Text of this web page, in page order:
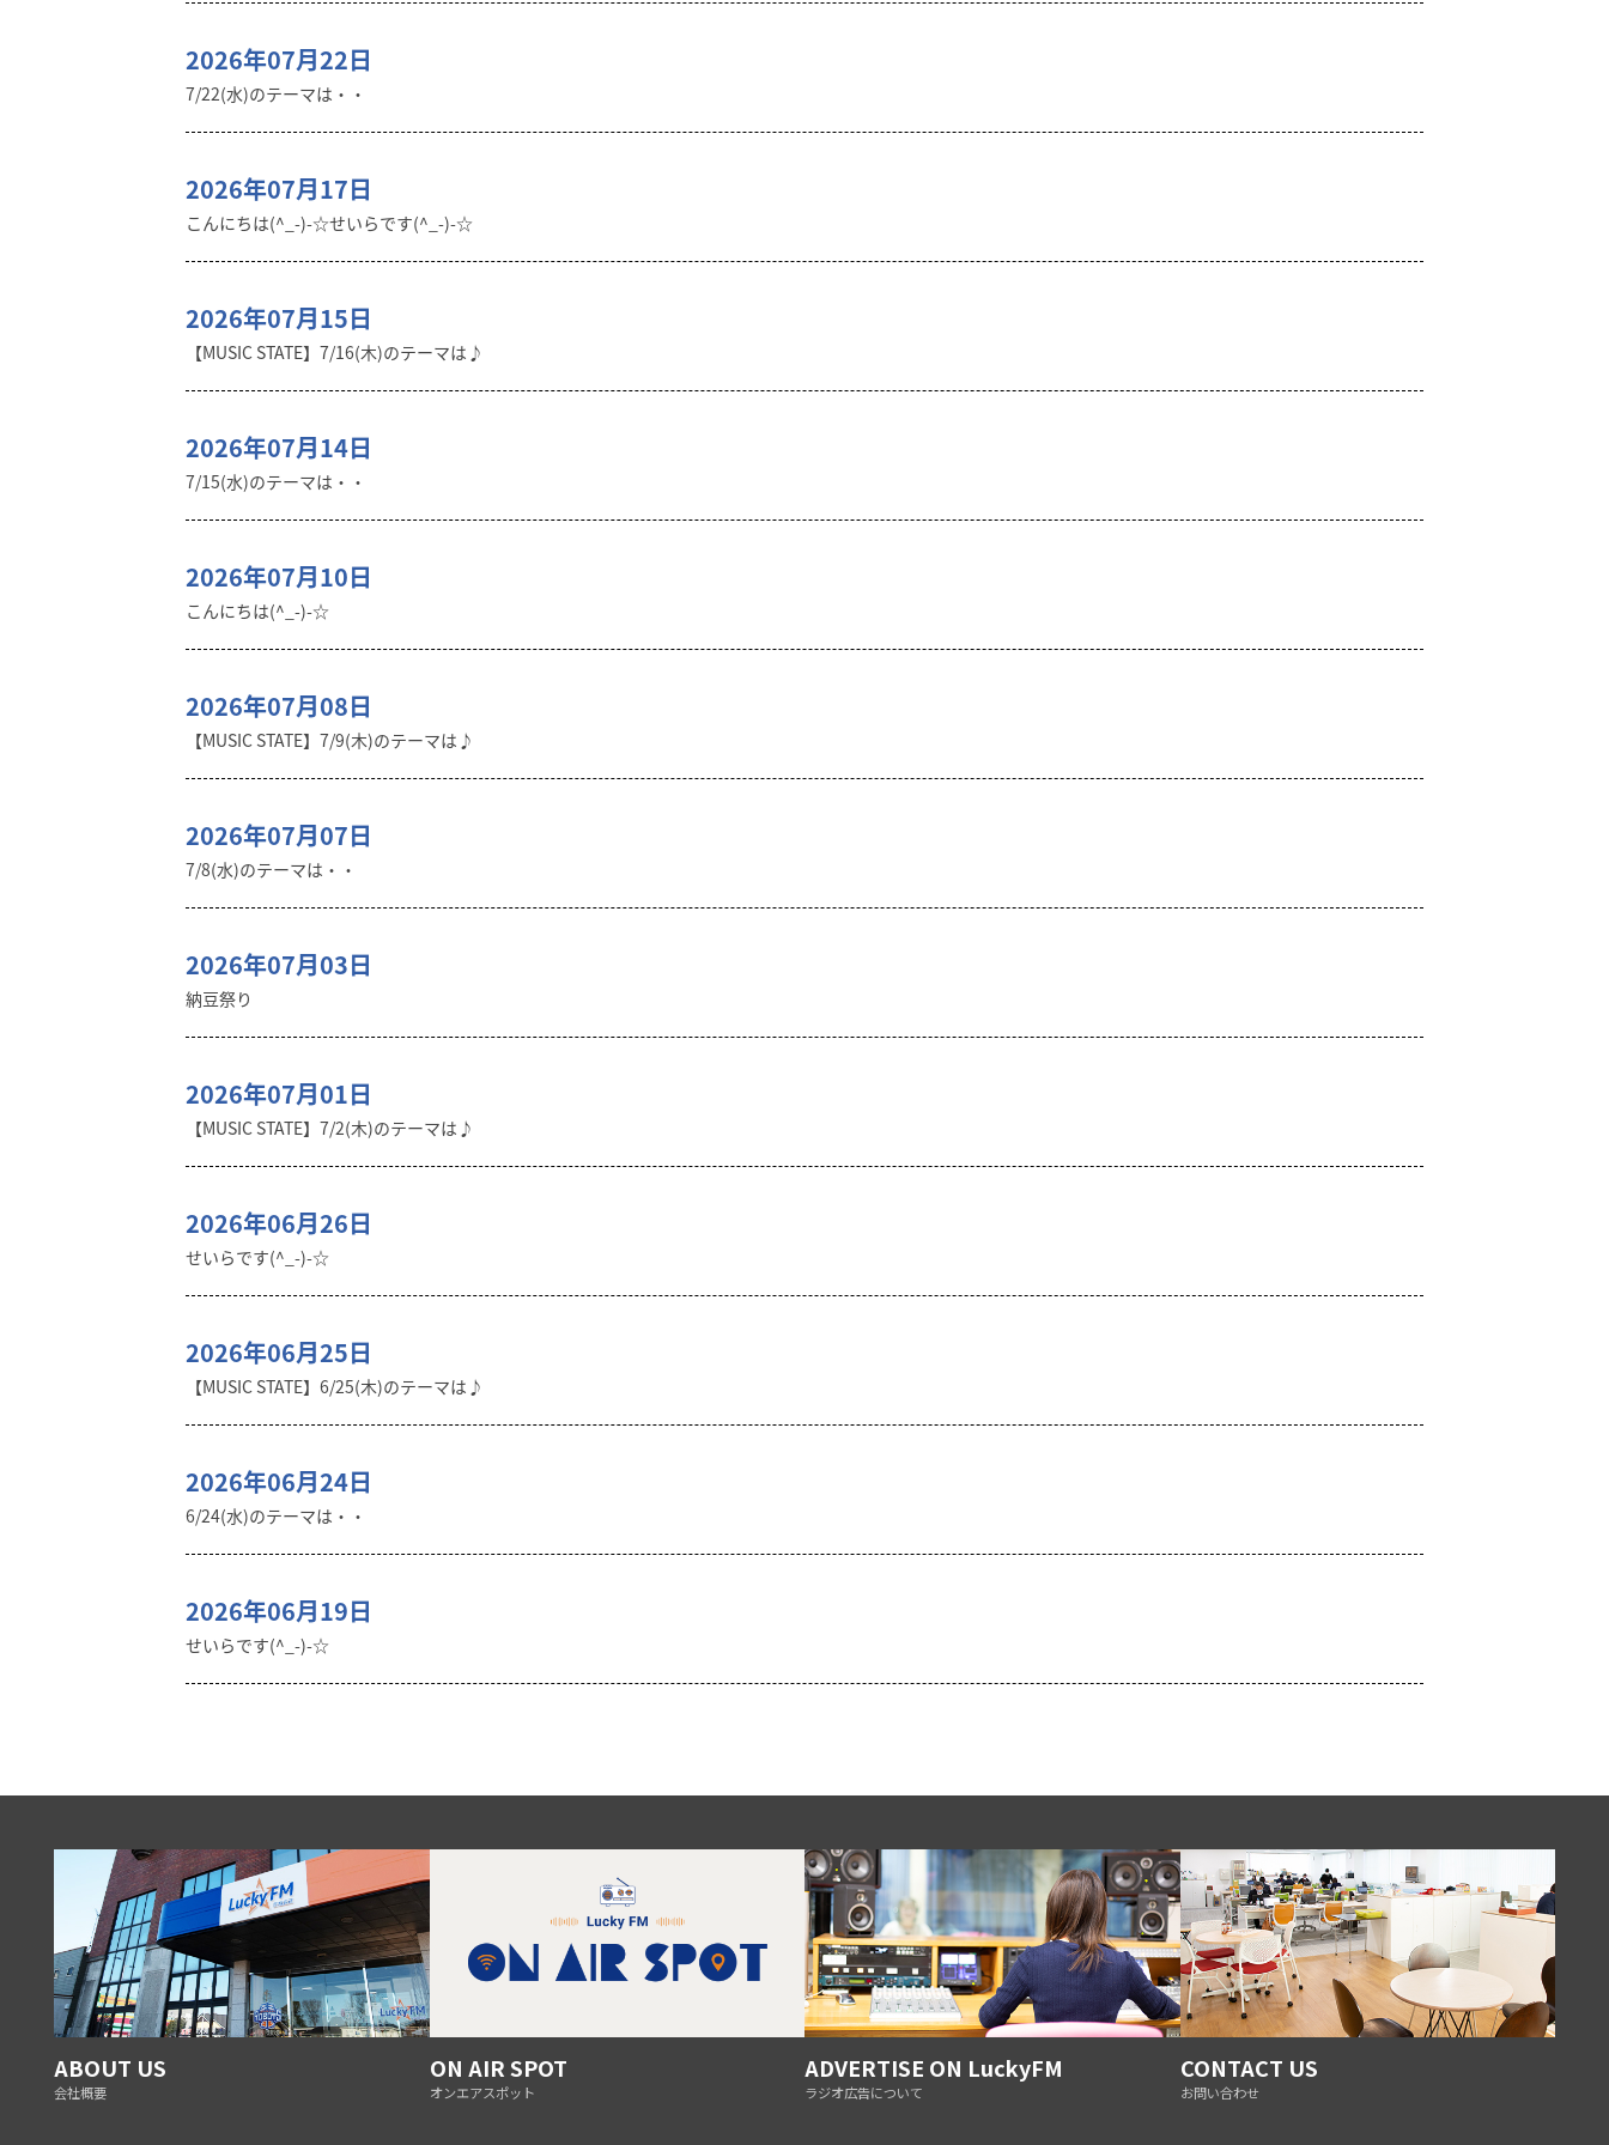
2026年07月22日
7/22(水)のテーマは・・
2026年07月17日
こんにちは(^_-)-☆せいらです(^_-)-☆
2026年07月15日
【MUSIC STATE】7/16(木)のテーマは♪
2026年07月14日
7/15(水)のテーマは・・
2026年07月10日
こんにちは(^_-)-☆
2026年07月08日
【MUSIC STATE】7/9(木)のテーマは♪
2026年07月07日
7/8(水)のテーマは・・
2026年07月03日
納豆祭り
2026年07月01日
【MUSIC STATE】7/2(木)のテーマは♪
2026年06月26日
せいらです(^_-)-☆
2026年06月25日
【MUSIC STATE】6/25(木)のテーマは♪
2026年06月24日
6/24(水)のテーマは・・
2026年06月19日
せいらです(^_-)-☆
ABOUT US
会社概要
ON AIR SPOT
オンエアスポット
ADVERTISE ON LuckyFM
ラジオ広告について
CONTACT US
お問い合わせ